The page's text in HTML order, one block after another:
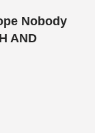
Nobody
AND